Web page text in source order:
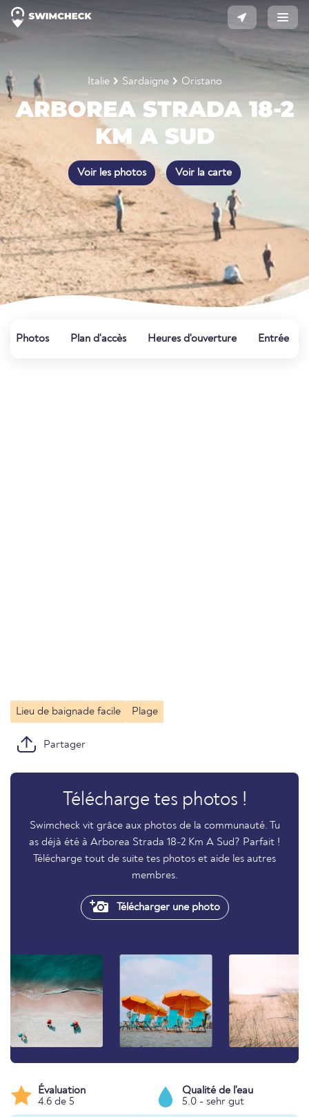
Italie Sardaigne Oristano
ARBOREA STRADA 18-2
KM A SUD
Voir les photos Voir la carte
Photos Plan d'accès Heures d'ouverture Entrée
Lieu de baignade facile Plage
Partager
Télécharge tes photos !
Swimcheck vit grâce aux photos de la communauté. Tu
as déjà été à Arborea Strada 18-2 Km A Sud? Parfait !
Télécharge tout de suite tes photos et aide les autres
membres.
Télécharger une photo
Évaluation
4.6 de 5
Qualité de l'eau
5.0 - sehr gut